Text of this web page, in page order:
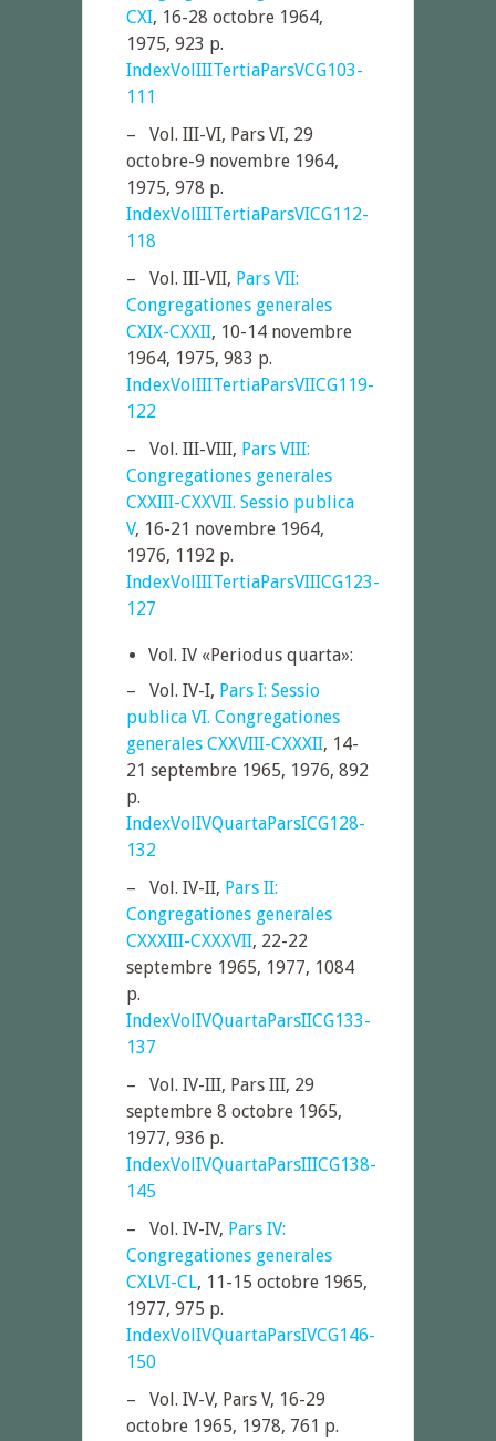
CXI, 16-28 octobre 1964,
1975, 923 p.
IndexVolIIITertiaParsVCG103-
111
– Vol. III-VI, Pars VI, 29
octobre-9 novembre 1964,
1975, 978 p.
IndexVolIIITertiaParsVICG112-
118
– Vol. III-VII, Pars VII:
Congregationes generales
CXIX-CXXII, 10-14 novembre
1964, 1975, 983 p.
IndexVolIIITertiaParsVIICG119-
122
– Vol. III-VIII, Pars VIII:
Congregationes generales
CXXIII-CXXVII. Sessio publica
V, 16-21 novembre 1964,
1976, 1192 p.
IndexVolIIITertiaParsVIIICG123-
127
Vol. IV «Periodus quarta»:
– Vol. IV-I, Pars I: Sessio
publica VI. Congregationes
generales CXXVIII-CXXXII, 14-
21 septembre 1965, 1976, 892
p.
IndexVolIVQuartaParsICG128-
132
– Vol. IV-II, Pars II:
Congregationes generales
CXXXIII-CXXXVII, 22-22
septembre 1965, 1977, 1084
p.
IndexVolIVQuartaParsIICG133-
137
– Vol. IV-III, Pars III, 29
septembre 8 octobre 1965,
1977, 936 p.
IndexVolIVQuartaParsIIICG138-
145
– Vol. IV-IV, Pars IV:
Congregationes generales
CXLVI-CL, 11-15 octobre 1965,
1977, 975 p.
IndexVolIVQuartaParsIVCG146-
150
– Vol. IV-V, Pars V, 16-29
octobre 1965, 1978, 761 p.